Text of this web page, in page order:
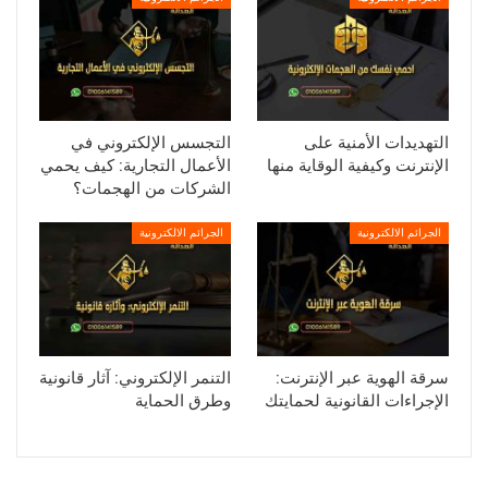
التهديدات الأمنية على
الإنترنت وكيفية الوقاية منها
التجسس الإلكتروني في
الأعمال التجارية: كيف يحمي
الشركات من الهجمات؟
الجرائم الالكترونية
سرقة الهوية عبر الإنترنت:
الإجراءات القانونية لحمايتك
الجرائم الالكترونية
التنمر الإلكتروني: آثار قانونية
وطرق الحماية